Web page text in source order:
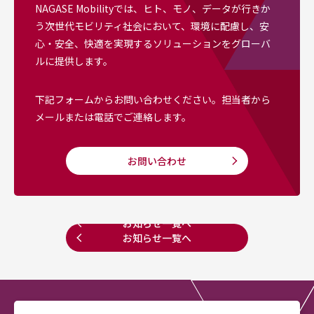
NAGASE Mobilityでは、ヒト、モノ、データが行きか
う次世代モビリティ社会において、 環境に配慮し、安
心・安全、快適を実現するソリューションをグローバ
ルに提供します。
下記フォームからお問い合わせください。 担当者から
メールまたは電話でご連絡します。
お問い合わせ
お問い合わせ
お知らせ一覧へ
お知らせ一覧へ